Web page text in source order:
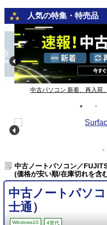
人気の特集・特売品
中古パソコン 新着、再入荷
中古ノートパソコン／
(価格が安い順/在庫切れを含
中古ノートパソ
士通）
Windows10 4世代